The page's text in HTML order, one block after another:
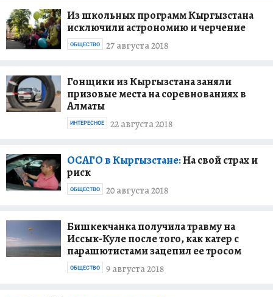
Из школьных программ Кыргызстана
исключили астрономию и черчение
27 августа 2018
ОБЩЕСТВО
Гонщики из Кыргызстана заняли
призовые места на соревнованиях в
Алматы
22 августа 2018
ИНТЕРЕСНОЕ
ОСАГО в Кыргызстане:На свой страх и
риск
20 августа 2018
ОБЩЕСТВО
Бишкекчанка получила травму на
Иссык-Куле после того, как катер с
парашютистами зацепил ее тросом
9 августа 2018
ОБЩЕСТВО